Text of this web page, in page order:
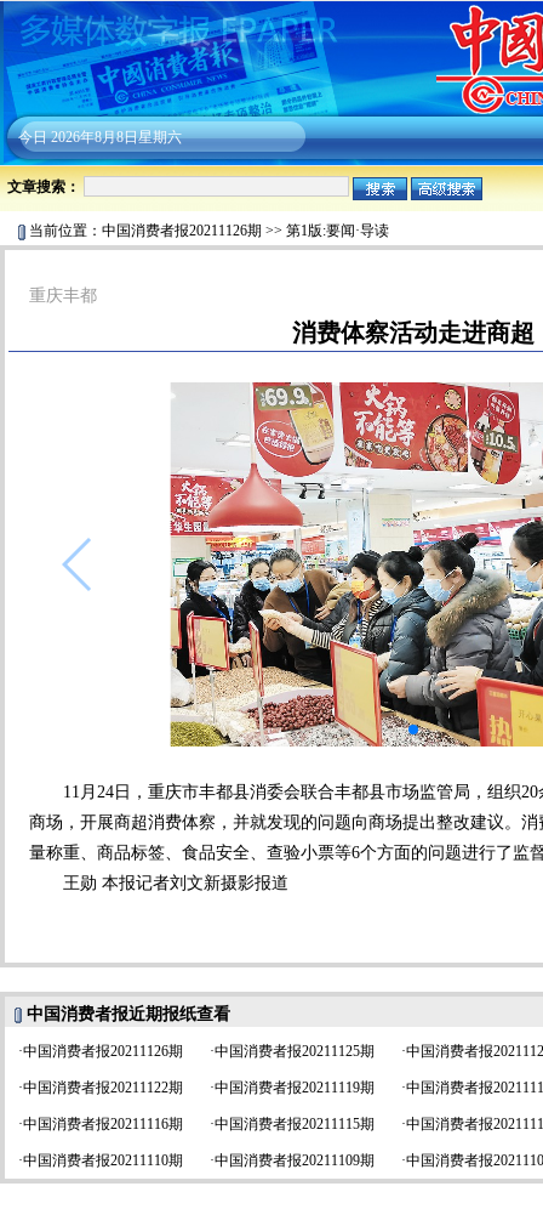
今日2026年8月8日星期六
文章搜索：
当前位置： 中国消费者报20211126期 >> 第1版:要闻·导读
重庆丰都
消费体察活动走进商超
11月24日，重庆市丰都县消委会联合丰都县市场监管局，组织20
商场，开展商超消费体察，并就发现的问题向商场提出整改建议。
量称重、商品标签、食品安全、查验小票等6个方面的问题进行了监
王勋 本报记者刘文新摄影报道
中国消费者报近期报纸查看
·中国消费者报20211126期 ·中国消费者报20211125期 ·中国消费者报
·中国消费者报20211122期 ·中国消费者报20211119期 ·中国消费者报
·中国消费者报20211116期 ·中国消费者报20211115期 ·中国消费者报
·中国消费者报20211110期 ·中国消费者报20211109期 ·中国消费者报